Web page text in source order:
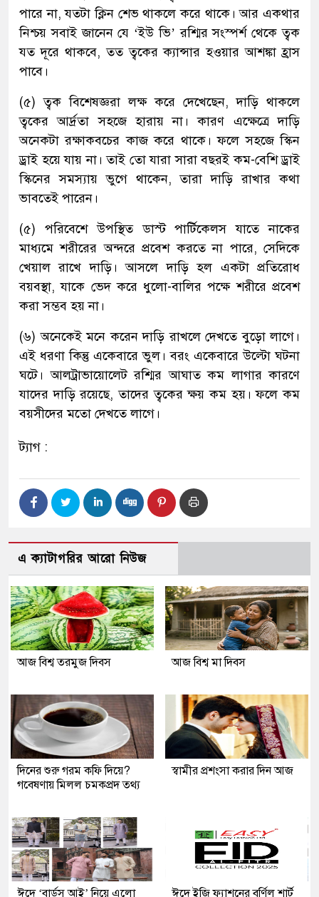
পারে না, যতটা ক্লিন শেভ থাকলে করে থাকে। আর একথার
নিশ্চয় সবাই জানেন যে ‘ইউ ভি’ রশ্মির সংস্পর্শ থেকে ত্বক
যত দূরে থাকবে, তত ত্বকের ক্যান্সার হওয়ার আশঙ্কা হ্রাস
পাবে।
(৫) ত্বক বিশেষজ্ঞরা লক্ষ করে দেখেছেন, দাড়ি থাকলে
ত্বকের আর্দ্রতা সহজে হারায় না। কারণ এক্ষেত্রে দাড়ি
অনেকটা রক্ষাকবচের কাজ করে থাকে। ফলে সহজে স্কিন
ড্রাই হয়ে যায় না। তাই তো যারা সারা বছরই কম-বেশি ড্রাই
স্কিনের সমস্যায় ভুগে থাকেন, তারা দাড়ি রাখার কথা
ভাবতেই পারেন।
(৫) পরিবেশে উপস্থিত ডাস্ট পার্টিকেলস যাতে নাকের
মাধ্যমে শরীরের অন্দরে প্রবেশ করতে না পারে, সেদিকে
খেয়াল রাখে দাড়ি। আসলে দাড়ি হল একটা প্রতিরোধ
ব্য়বস্থা, যাকে ভেদ করে ধুলো-বালির পক্ষে শরীরে প্রবেশ
করা সম্ভব হয় না।
(৬) অনেকেই মনে করেন দাড়ি রাখলে দেখতে বুড়ো লাগে।
এই ধরণা কিন্তু একেবারে ভুল। বরং একেবারে উল্টো ঘটনা
ঘটে। আলট্রাভায়োলেট রশ্মির আঘাত কম লাগার কারণে
যাদের দাড়ি রয়েছে, তাদের ত্বকের ক্ষয় কম হয়। ফলে কম
বয়সীদের মতো দেখতে লাগে।
ট্যাগ :
এ ক্যাটাগরির আরো নিউজ
আজ বিশ্ব তরমুজ দিবস আজ বিশ্ব মা দিবস
দিনের শুরু গরম কফি দিয়ে?
গবেষণায় মিলল চমকপ্রদ তথ্য
স্বামীর প্রশংসা করার দিন আজ
ঈদে ‘বার্ডস আই’ নিয়ে এলো ঈদে ইজি ফ্যাশনের বর্ণিল শার্ট